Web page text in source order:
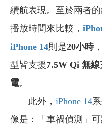
續航表現。至於兩者
播放時間來比較，
iPhone 14則是20小時
型皆支援7.5W Qi 無線
電。
此外， iPhone 14
像是：「車禍偵測」